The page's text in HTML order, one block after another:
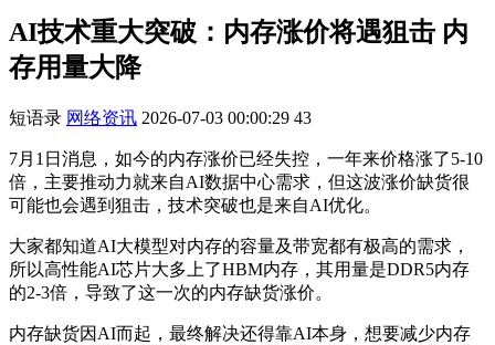
AI技术重大突破：内存涨价将遇狙击 内
存用量大降
短语录 网络资讯 2026-07-03 00:00:29 43
7月1日消息，如今的内存涨价已经失控，一年来价格涨了5-10
倍，主要推动力就来自AI数据中心需求，但这波涨价缺货很
可能也会遇到狙击，技术突破也是来自AI优化。
大家都知道AI大模型对内存的容量及带宽都有极高的需求，
所以高性能AI芯片大多上了HBM内存，其用量是DDR5内存
的2-3倍，导致了这一次的内存缺货涨价。
内存缺货因AI而起，最终解决还得靠AI本身，想要减少内存